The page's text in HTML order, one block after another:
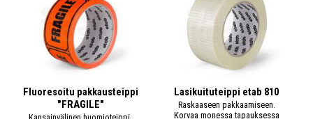
Fluoresoitu pakkausteippi
"FRAGILE"
Lasikuituteippi etab 810
Raskaaseen pakkaamiseen.
Korvaa monessa tapauksessa